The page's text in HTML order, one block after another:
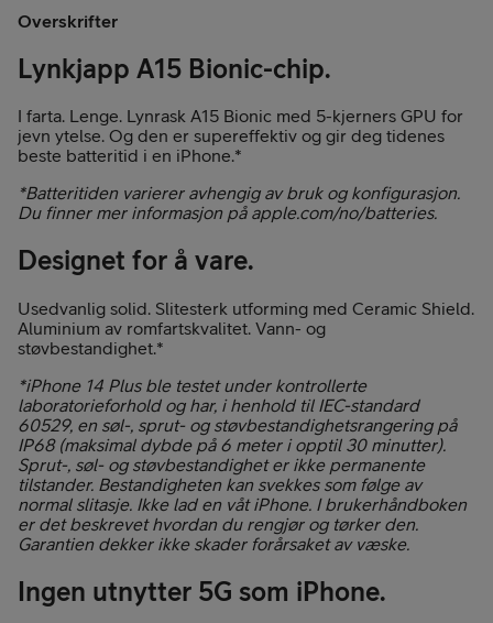
Overskrifter
Lynkjapp A15 Bionic-chip.
I farta. Lenge. Lynrask A15 Bionic med 5-kjerners GPU for
jevn ytelse. Og den er supereffektiv og gir deg tidenes
beste batteritid i en iPhone.*
*Batteritiden varierer avhengig av bruk og konfigurasjon.
Du finner mer informasjon på apple.com/no/batteries.
Designet for å vare.
Usedvanlig solid. Slitesterk utforming med Ceramic Shield.
Aluminium av romfartskvalitet. Vann- og
støvbestandighet.*
*iPhone 14 Plus ble testet under kontrollerte
laboratorieforhold og har, i henhold til IEC-standard
60529, en søl-, sprut- og støvbestandighetsrangering på
IP68 (maksimal dybde på 6 meter i opptil 30 minutter).
Sprut-, søl- og støvbestandighet er ikke permanente
tilstander. Bestandigheten kan svekkes som følge av
normal slitasje. Ikke lad en våt iPhone. I brukerhåndboken
er det beskrevet hvordan du rengjør og tørker den.
Garantien dekker ikke skader forårsaket av væske.
Ingen utnytter 5G som iPhone.